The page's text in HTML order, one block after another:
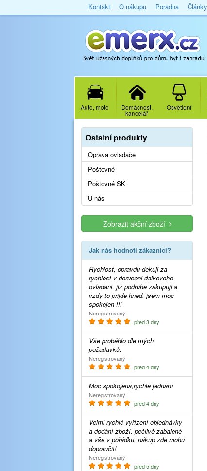
Kontakt O nákupu Poradna Články
Auto, moto Domácnost,
kancelář
Osvětlení
Ostatní produkty
Oprava ovladače
Poštovné
Poštovné SK
U nás
Zobrazit akční zboží
Jak nás hodnotí zákazníci?
Rychlost, opravdu dekuji za
rychlost v doruceni dalkoveho
ovladani. jiz podruhe zakupuji a
vzdy to prijde hned. jsem moc
spokojen !!!
Neregistrovaný
před 3 dny
Vše proběhlo dle mých
požadavků.
Neregistrovaný
před 4 dny
Moc spokojená,rychlé jednání
Neregistrovaný
před 4 dny
Velmi rychlé vyřízení objednávky
a dodání zboží. pečlivě zabalené
a vše v pořádku. nákup zde mohu
doporučit!
Neregistrovaný
před 5 dny